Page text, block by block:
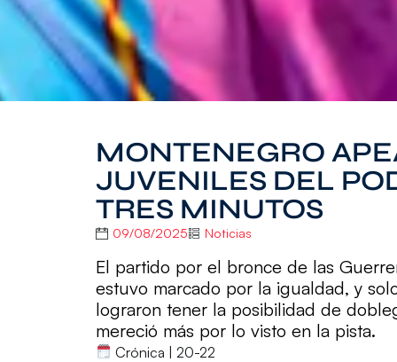
MONTENEGRO
JUVENILES DEL
TRES MINUTOS
09/08/2025 Noticias
El partido por el bronce de las
estuvo marcado por la igualdad, y
lograron tener la posibilidad de
mereció más por lo visto en la pista.
Crónica | 20-22